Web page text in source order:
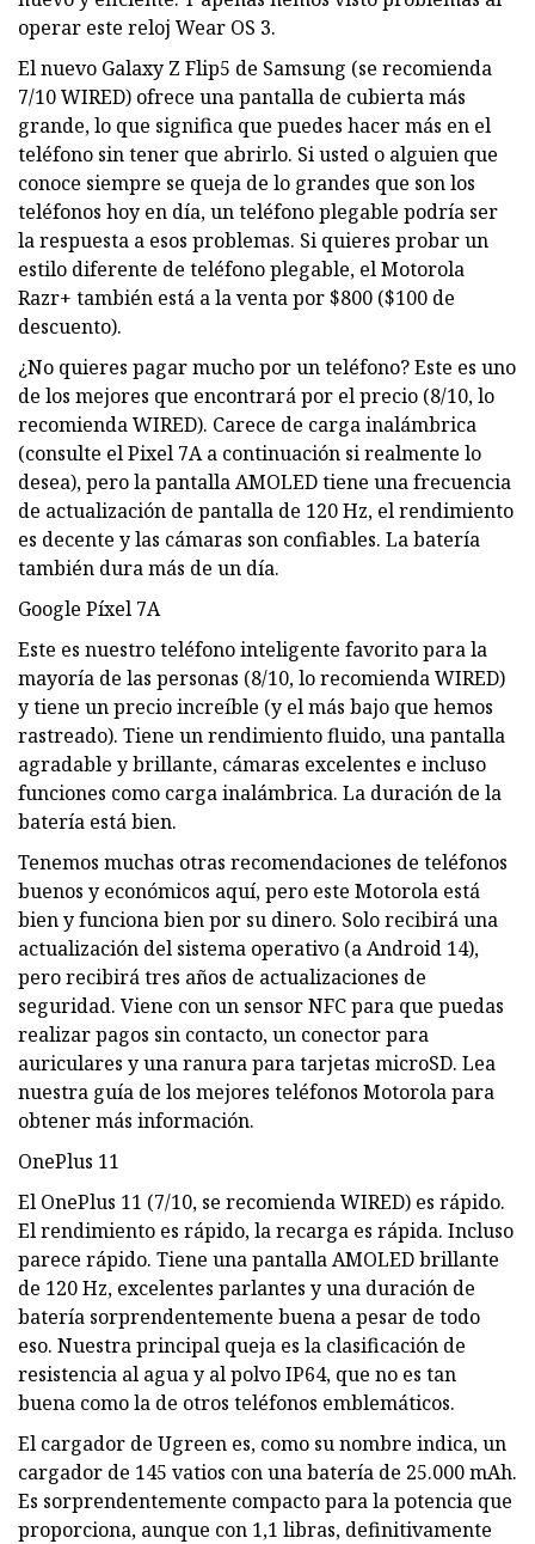
operar este reloj Wear OS 3.
El nuevo Galaxy Z Flip5 de Samsung (se recomienda
7/10 WIRED) ofrece una pantalla de cubierta más
grande, lo que significa que puedes hacer más en el
teléfono sin tener que abrirlo. Si usted o alguien que
conoce siempre se queja de lo grandes que son los
teléfonos hoy en día, un teléfono plegable podría ser
la respuesta a esos problemas. Si quieres probar un
estilo diferente de teléfono plegable, el Motorola
Razr+ también está a la venta por $800 ($100 de
descuento).
¿No quieres pagar mucho por un teléfono? Este es uno
de los mejores que encontrará por el precio (8/10, lo
recomienda WIRED). Carece de carga inalámbrica
(consulte el Pixel 7A a continuación si realmente lo
desea), pero la pantalla AMOLED tiene una frecuencia
de actualización de pantalla de 120 Hz, el rendimiento
es decente y las cámaras son confiables. La batería
también dura más de un día.
Google Píxel 7A
Este es nuestro teléfono inteligente favorito para la
mayoría de las personas (8/10, lo recomienda WIRED)
y tiene un precio increíble (y el más bajo que hemos
rastreado). Tiene un rendimiento fluido, una pantalla
agradable y brillante, cámaras excelentes e incluso
funciones como carga inalámbrica. La duración de la
batería está bien.
Tenemos muchas otras recomendaciones de teléfonos
buenos y económicos aquí, pero este Motorola está
bien y funciona bien por su dinero. Solo recibirá una
actualización del sistema operativo (a Android 14),
pero recibirá tres años de actualizaciones de
seguridad. Viene con un sensor NFC para que puedas
realizar pagos sin contacto, un conector para
auriculares y una ranura para tarjetas microSD. Lea
nuestra guía de los mejores teléfonos Motorola para
obtener más información.
OnePlus 11
El OnePlus 11 (7/10, se recomienda WIRED) es rápido.
El rendimiento es rápido, la recarga es rápida. Incluso
parece rápido. Tiene una pantalla AMOLED brillante
de 120 Hz, excelentes parlantes y una duración de
batería sorprendentemente buena a pesar de todo
eso. Nuestra principal queja es la clasificación de
resistencia al agua y al polvo IP64, que no es tan
buena como la de otros teléfonos emblemáticos.
El cargador de Ugreen es, como su nombre indica, un
cargador de 145 vatios con una batería de 25.000 mAh.
Es sorprendentemente compacto para la potencia que
proporciona, aunque con 1,1 libras, definitivamente